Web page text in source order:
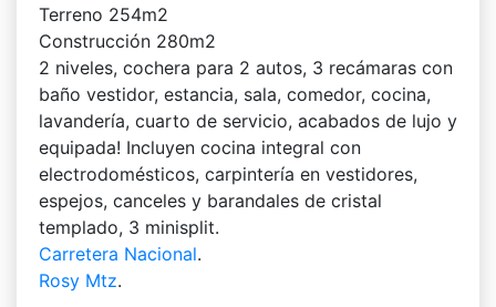
Terreno 254m2
Construcción 280m2
2 niveles, cochera para 2 autos, 3 recámaras con
baño vestidor, estancia, sala, comedor, cocina,
lavandería, cuarto de servicio, acabados de lujo y
equipada! Incluyen cocina integral con
electrodomésticos, carpintería en vestidores,
espejos, canceles y barandales de cristal
templado, 3 minisplit.
Carretera Nacional.
Rosy Mtz.